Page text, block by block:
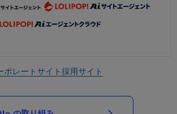
ポレートサイト採用サイト